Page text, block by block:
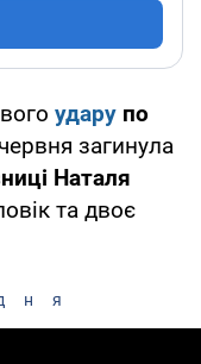
удару по
загинула
Наталя
та двоє